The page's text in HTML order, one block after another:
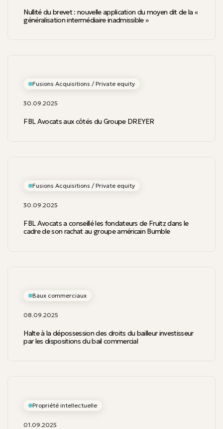
Nullité du brevet : nouvelle application du moyen dit de la «
généralisation intermédiaire inadmissible »
Fusions Acquisitions / Private equity
30.09.2025
FBL Avocats aux côtés du Groupe DREYER
Fusions Acquisitions / Private equity
30.09.2025
FBL Avocats a conseillé les fondateurs de Fruitz dans le
cadre de son rachat au groupe américain Bumble
Baux commerciaux
08.09.2025
Halte à la dépossession des droits du bailleur investisseur
par les dispositions du bail commercial
Propriété intellectuelle
01.09.2025